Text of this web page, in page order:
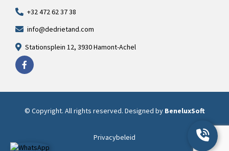
+32 472 62 37 38
info@dedrietand.com
Stationsplein 12, 3930 Hamont-Achel
© Copyright. All rights reserved. Designed by BeneluxSoft
Privacybeleid